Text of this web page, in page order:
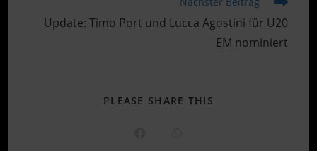
Update: Timo Port und Lucca Agostini für U20
EM nominiert
PLEASE SHARE THIS